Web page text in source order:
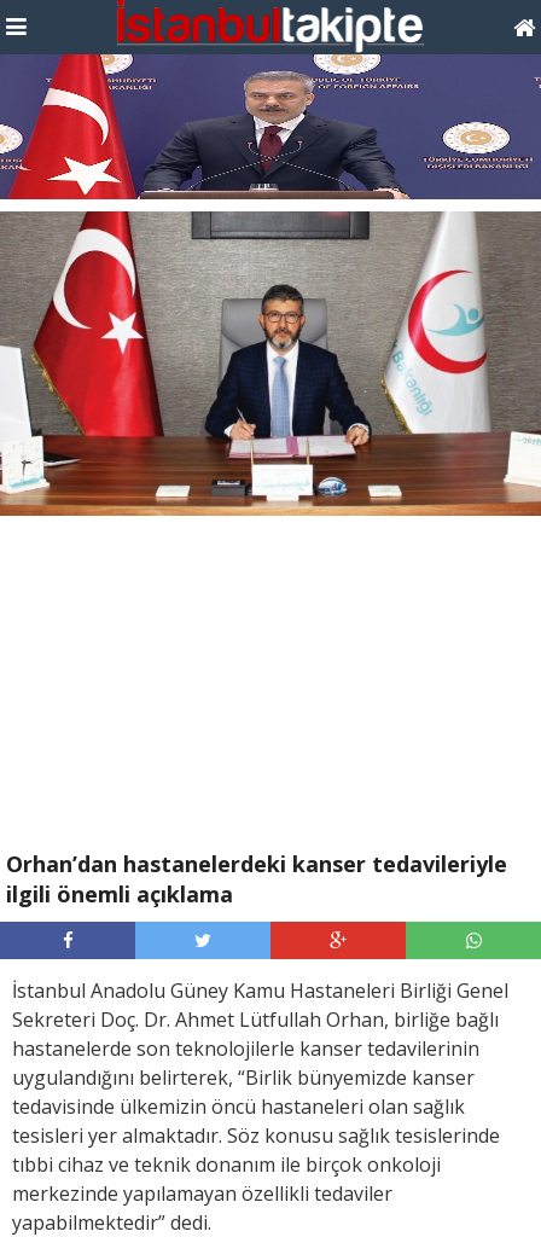
Orhan’dan hastanelerdeki kanser tedavileriyle
ilgili önemli açıklama
İstanbul Anadolu Güney Kamu Hastaneleri Birliği Genel
Sekreteri Doç. Dr. Ahmet Lütfullah Orhan, birliğe bağlı
hastanelerde son teknolojilerle kanser tedavilerinin
uygulandığını belirterek, “Birlik bünyemizde kanser
tedavisinde ülkemizin öncü hastaneleri olan sağlık
tesisleri yer almaktadır. Söz konusu sağlık tesislerinde
tıbbi cihaz ve teknik donanım ile birçok onkoloji
merkezinde yapılamayan özellikli tedaviler
yapabilmektedir” dedi.